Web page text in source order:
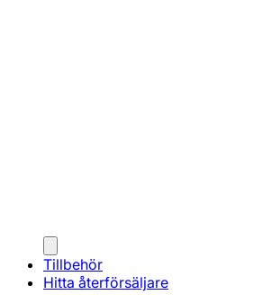
Tillbehör
Hitta återförsäljare